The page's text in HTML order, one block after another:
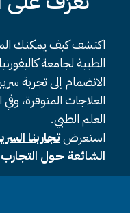
اكتشف كيف يمكنك
الطبية لجامعة
الانضمام إلى تجربة
العلاجات المتوفرة،
العلم الطبي.
استعرضتجاربنا
الشائعة حول التجارب